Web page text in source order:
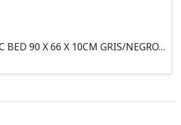
COJIN, OVAL DOC BED 90 X 66 X 10CM GRIS/NEGRO, 95°